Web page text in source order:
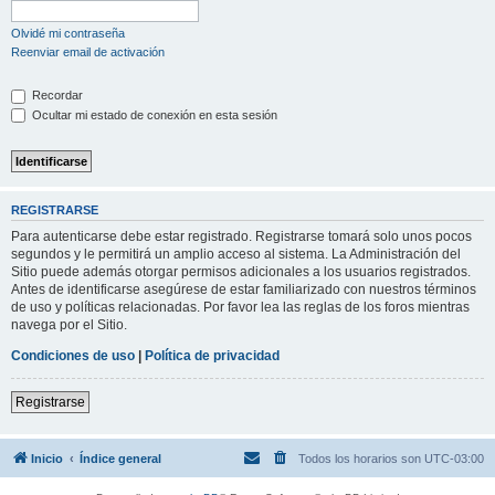
Olvidé mi contraseña
Reenviar email de activación
Recordar
Ocultar mi estado de conexión en esta sesión
REGISTRARSE
Para autenticarse debe estar registrado. Registrarse tomará solo unos pocos
segundos y le permitirá un amplio acceso al sistema. La Administración del
Sitio puede además otorgar permisos adicionales a los usuarios registrados.
Antes de identificarse asegúrese de estar familiarizado con nuestros términos
de uso y políticas relacionadas. Por favor lea las reglas de los foros mientras
navega por el Sitio.
Condiciones de uso | Política de privacidad
Registrarse
Inicio Índice general Todos los horarios son UTC-03:00